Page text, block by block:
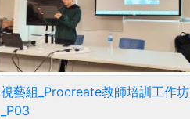
視藝組_Procreate教師培訓工作坊
_P03